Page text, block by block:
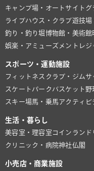
キャンプ場・オートサイト グ
ライブハウス・クラブ遊技場
釣り・釣り堀博物館・美術館
娯楽・アミューズメント レ
スポーツ・運動施設
フィットネスクラブ・ジム サ
スケートパーク バスケット 野
スキー場馬・乗馬アクティビ
生活・暮らし
美容室・理容室 コインランド
クリニック・病院神社仏閣
小売店・商業施設